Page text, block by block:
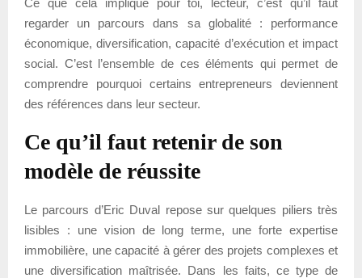
regarder un parcours dans sa globalité : performance
économique, diversification, capacité d’exécution et impact
social. C’est l’ensemble de ces éléments qui permet de
comprendre pourquoi certains entrepreneurs deviennent
des références dans leur secteur.
Ce qu’il faut retenir de son
modèle de réussite
Le parcours d’Eric Duval repose sur quelques piliers très
lisibles : une vision de long terme, une forte expertise
immobilière, une capacité à gérer des projets complexes et
une diversification maîtrisée. Dans les faits, ce type de